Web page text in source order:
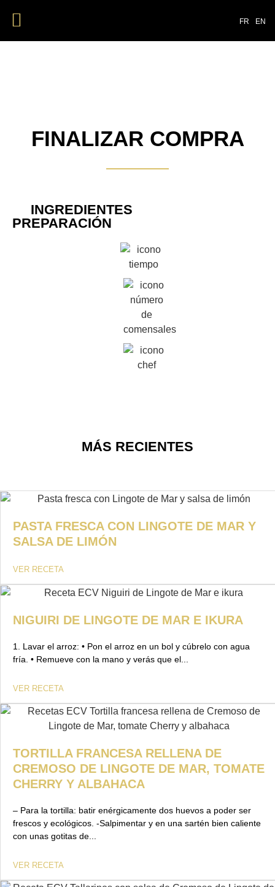
FR EN
FINALIZAR COMPRA
INGREDIENTES
PREPARACIÓN​
MÁS RECIENTES
PASTA FRESCA CON LINGOTE DE MAR Y
SALSA DE LIMÓN
VER RECETA
NIGUIRI DE LINGOTE DE MAR E IKURA
1. Lavar el arroz: • Pon el arroz en un bol y cúbrelo con agua
fría. • Remueve con la mano y verás que el...
VER RECETA
TORTILLA FRANCESA RELLENA DE
CREMOSO DE LINGOTE DE MAR, TOMATE
CHERRY Y ALBAHACA
– Para la tortilla: batir enérgicamente dos huevos a poder ser
frescos y ecológicos. -Salpimentar y en una sartén bien caliente
con unas gotitas de...
VER RECETA